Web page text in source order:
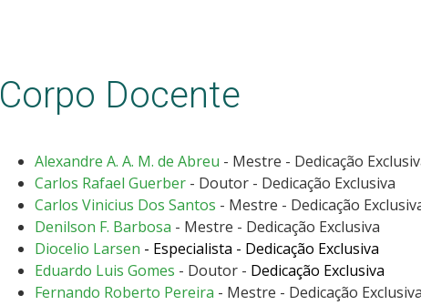
Corpo Docente
Alexandre A. A. M. de Abreu - Mestre - Dedicação
Carlos Rafael Guerber- Doutor - Dedicação Exclusiva
Carlos Vinicius Dos Santos - Mestre - Dedicação
Denilson F. Barbosa - Mestre - Dedicação Exclusiva
Diocelio Larsen - Especialista - Dedicação Exclusiva
Eduardo Luis Gomes - Doutor - Dedicação Exclusiva
Fernando Roberto Pereira - Mestre - Dedicação